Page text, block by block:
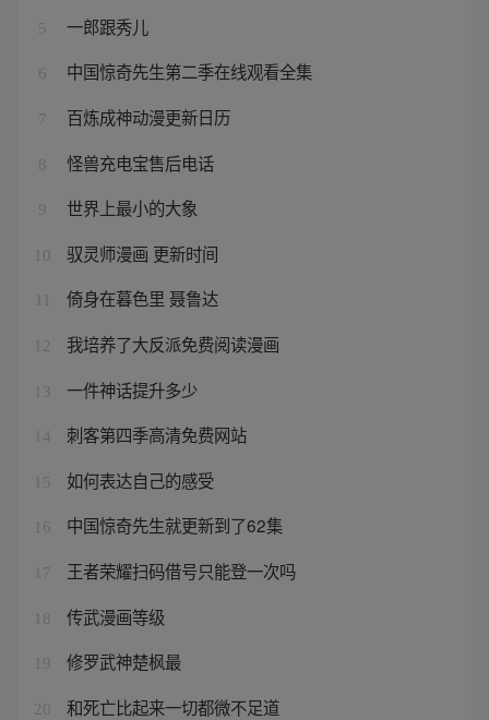
5 一郎跟秀儿
6 中国惊奇先生第二季在线观看全集
7 百炼成神动漫更新日历
8 怪兽充电宝售后电话
9 世界上最小的大象
10 驭灵师漫画 更新时间
倚身在暮色里 聂鲁达
12 我培养了大反派免费阅读漫画
13 一件神话提升多少
14 刺客第四季高清免费网站
15 如何表达自己的感受
16 中国惊奇先生就更新到了62集
17 王者荣耀扫码借号只能登一次吗
18 传武漫画等级
19 修罗武神楚枫最
20 和死亡比起来一切都微不足道